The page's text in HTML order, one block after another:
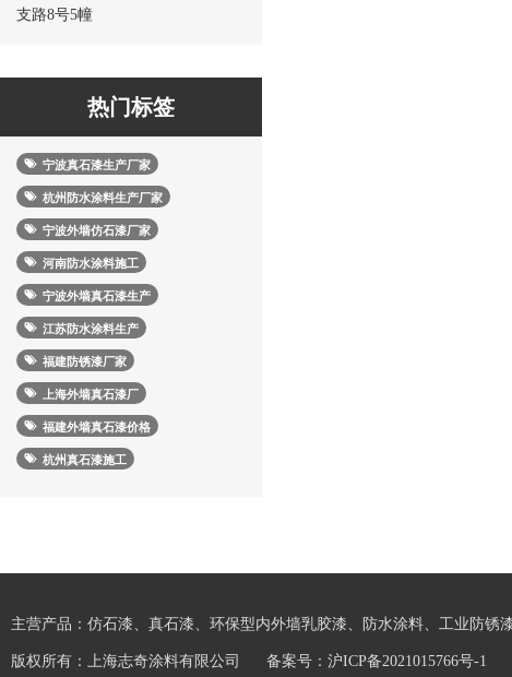
支路8号5幢
热门标签
宁波真石漆生产厂家
杭州防水涂料生产厂家
宁波外墙仿石漆厂家
河南防水涂料施工
宁波外墙真石漆生产
江苏防水涂料生产
福建防锈漆厂家
上海外墙真石漆厂
福建外墙真石漆价格
杭州真石漆施工
主营产品：仿石漆、真石漆、环保型内外墙乳胶漆、防水涂料、工业防锈
版权所有：上海志奇涂料有限公司 备案号： 沪ICP备2021015766号-1